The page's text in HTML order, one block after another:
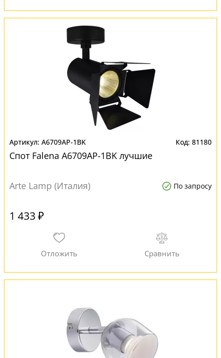
A6709AP-1BK 81180
Спот Falena A6709AP-1BK лучшие
Arte Lamp (Италия) По запросу
1 433 ₽